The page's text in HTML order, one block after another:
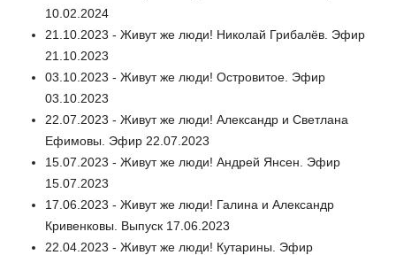
10.02.2024
21.10.2023 - Живут же люди! Николай Грибалёв. Эфир
21.10.2023
03.10.2023 - Живут же люди! Островитое. Эфир
03.10.2023
22.07.2023 - Живут же люди! Александр и Светлана
Ефимовы. Эфир 22.07.2023
15.07.2023 - Живут же люди! Андрей Янсен. Эфир
15.07.2023
17.06.2023 - Живут же люди! Галина и Александр
Кривенковы. Выпуск 17.06.2023
22.04.2023 - Живут же люди! Кутарины. Эфир